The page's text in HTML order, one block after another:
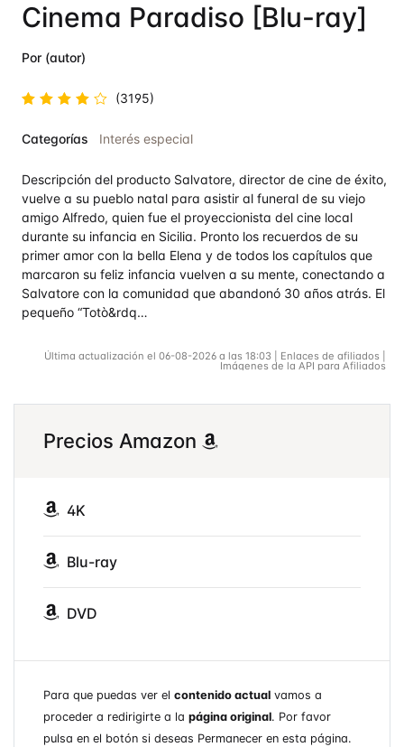
Cinema Paradiso [Blu-ray]
Por (autor)
en4.7de
(3195)
Categorías Interés especial
Descripción del producto Salvatore, director de cine de éxito,
vuelve a su pueblo natal para asistir al funeral de su viejo
amigo Alfredo, quien fue el proyeccionista del cine local
durante su infancia en Sicilia. Pronto los recuerdos de su
primer amor con la bella Elena y de todos los capítulos que
marcaron su feliz infancia vuelven a su mente, conectando a
Salvatore con la comunidad que abandonó 30 años atrás. El
pequeño “Totò&rdq…
Última actualización el 06-08-2026 a las 18:03 | Enlaces de afiliados |
Imágenes de la API para Afiliados
Precios Amazon
4K
Blu-ray
DVD
Para que puedas ver el contenido actual vamos a
proceder a redirigirte a la página original. Por favor
pulsa en el botón si deseas Permanecer en esta página.